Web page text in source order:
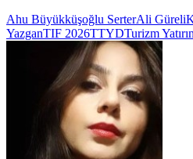
Ahu Büyükküşoğlu SerterAli Güreli
YazganTIF 2026TTYDTurizm